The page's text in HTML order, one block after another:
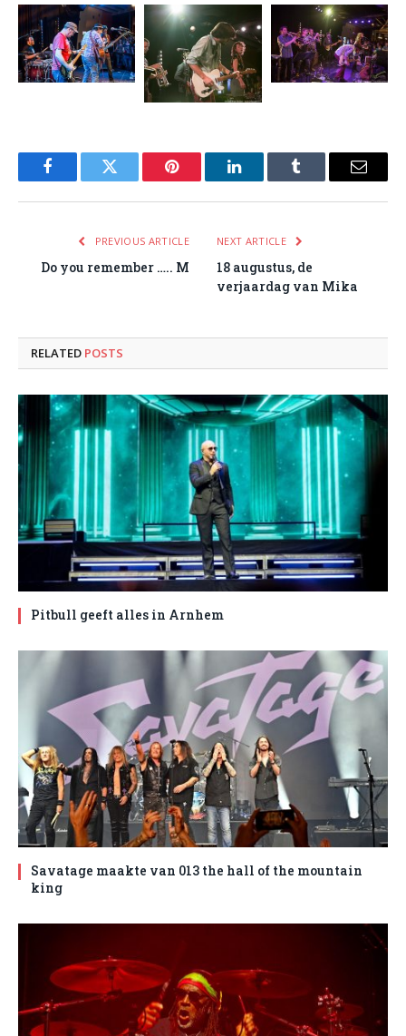
FacebookTwitter Pinterest LinkedInTumblr Email
PREVIOUS ARTICLE
Do you remember ….. M
NEXT ARTICLE
18 augustus, de
verjaardag van Mika
RELATED POSTS
Pitbull geeft alles in Arnhem
Savatage maakte van 013 the hall of the mountain
king